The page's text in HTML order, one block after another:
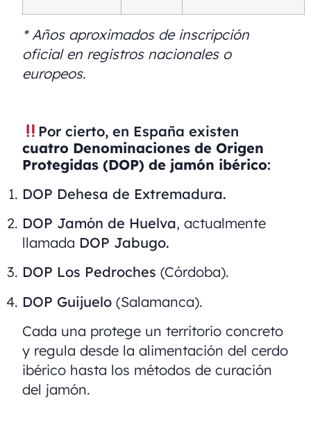
* Años aproximados de inscripción
oficial en registros nacionales o
europeos.
Por cierto, en España existen
cuatro Denominaciones de Origen
Protegidas (DOP) de jamón ibérico:
DOP Dehesa de Extremadura.
DOP Jamón de Huelva, actualmente
llamada DOP Jabugo.
DOP Los Pedroches (Córdoba).
DOP Guijuelo (Salamanca).
Cada una protege un territorio concreto
y regula desde la alimentación del cerdo
ibérico hasta los métodos de curación
del jamón.